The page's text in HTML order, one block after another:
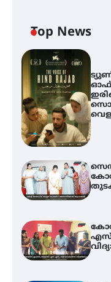
Top News
ഓഫ്
എസ്